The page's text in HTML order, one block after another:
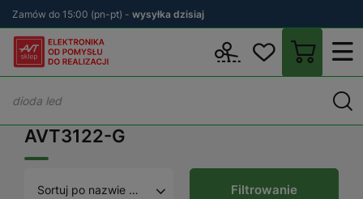
Zamów do 15:00 (pn-pt) - wysyłka dzisiaj
AVT3122-G
Sortuj po nazwie A - Z Filtrowanie